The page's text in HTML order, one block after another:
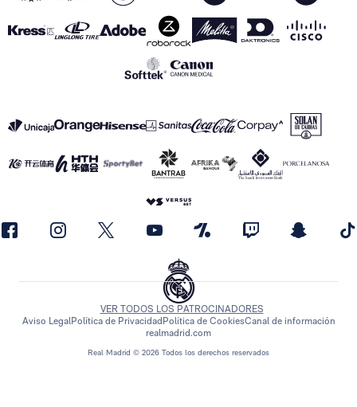
Real Madrid © 2026 Todos los derechos reservados
VER TODOS LOS PATROCINADORES
Aviso LegalPolítica de Privacidad Política de CookiesCanal de información
realmadrid.com